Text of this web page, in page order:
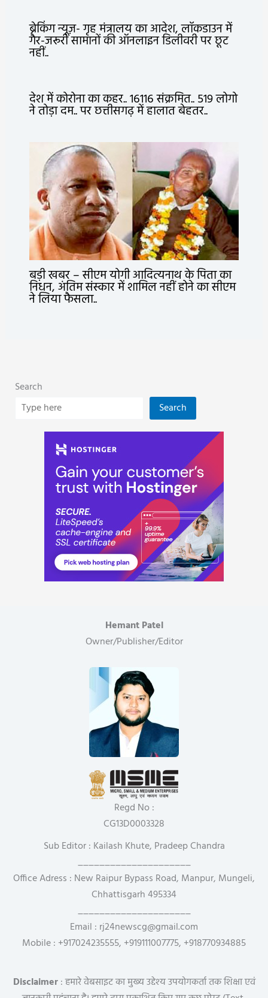
ब्रेकिंग न्यूज़- गृह मंत्रालय का आदेश, लॉकडाउन में
गैर-जरूरी सामानों की ऑनलाइन डिलीवरी पर छूट
नहीं..
देश में कोरोना का कहर.. 16116 संक्रमित.. 519 लोगो
ने तोड़ा दम.. पर छत्तीसगढ़ में हालात बेहतर..
बड़ी खबर – सीएम योगी आदित्यनाथ के पिता का
निधन, अंतिम संस्कार में शामिल नहीं होने का सीएम
ने लिया फैसला..
Search
Search
Hemant Patel
Owner/Publisher/Editor
Regd No :
CG13D0003328
Sub Editor : Kailash Khute, Pradeep Chandra
_____________________
Office Adress : New Raipur Bypass Road, Manpur, Mungeli,
Chhattisgarh 495334
_____________________
Email : rj24newscg@gmail.com
Mobile : +917024235555, +919111007775, +918770934885
Disclaimer: हमारे वेबसाइट का मुख्य उद्देश्य उपयोगकर्ता तक शिक्षा एवं